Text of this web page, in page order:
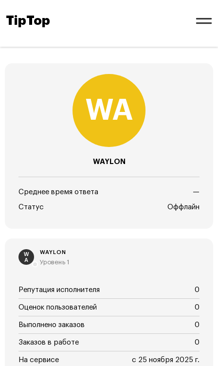
TipTop
WAYLON
Среднее время ответа —
Статус Оффлайн
W
A
WAYLON
Уровень 1
Репутация исполнителя 0
Оценок пользователей 0
Выполнено заказов 0
Заказов в работе 0
На сервисе с 25 ноября 2025 г.